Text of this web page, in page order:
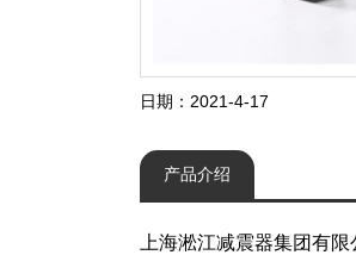
日期：2021-4-17
产品介绍
上海淞江减震器集团有